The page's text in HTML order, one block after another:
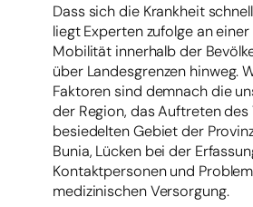
Dass sich die Krankheit
liegt Experten zufolge an
Mobilität innerhalb der
über Landesgrenzen hinweg.
Faktoren sind demnach die
der Region, das Auftreten
besiedelten Gebiet der
Bunia, Lücken bei der
Kontaktpersonen und
medizinischen Versorgung.